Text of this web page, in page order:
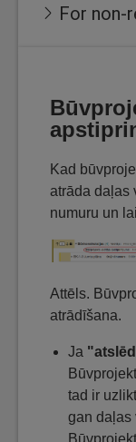
For non-
Kad
atrāda daļas
numuru un
Attēls.
atrādīšana.
Ja
tad ir
gan daļas